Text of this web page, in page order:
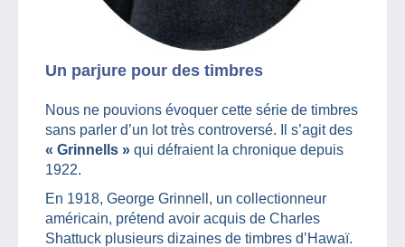
Un parjure pour des timbres
Nous ne pouvions évoquer cette série de timbres
sans parler d’un lot très controversé. Il s’agit des
« Grinnells » qui défraient la chronique depuis
1922.
En 1918, George Grinnell, un collectionneur
américain, prétend avoir acquis de Charles
Shattuck plusieurs dizaines de timbres d’Hawaï.